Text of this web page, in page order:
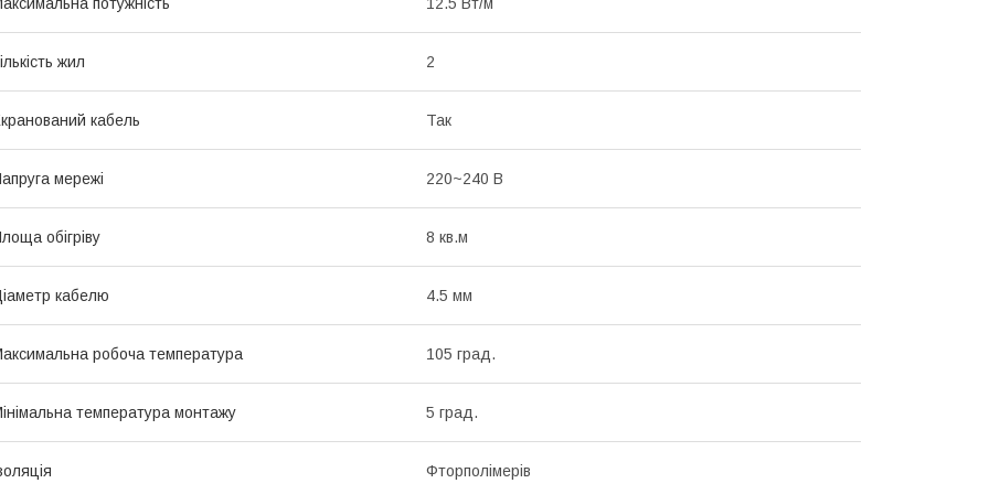
потужність 12.5 Вт/м
жил 2
кабель Так
мережі 220~240 В
обігріву 8 кв.м
кабелю 4.5 мм
робоча температура 105 град.
температура монтажу 5 град.
Фторполімерів